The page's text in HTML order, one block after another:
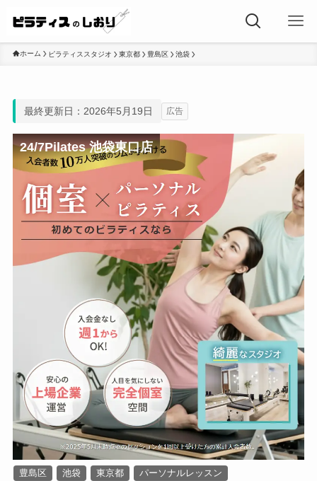
ホーム ピラティススタジオ 東京都 豊島区 池袋
最終更新日：2026年5月19日 広告
24/7Pilates 池袋東口店
豊島区 池袋 東京都
パーソナルレッスン